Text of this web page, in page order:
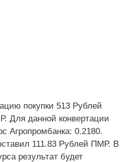
покупки 513 Рублей
Для данной конвертации
Агропромбанка: 0.2180.
111.83 Рублей ПМР. В
результат будет